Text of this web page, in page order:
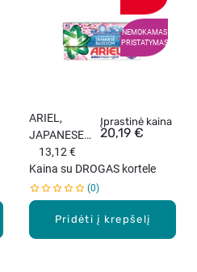
NEMOKAMAS
PRISTATYMAS
Pridėti į krepšelį
ARIEL,
JAPANESE
BLOSSOM,
skalbimo
kapsulės, 30
skalb.
Įprastinė kaina
20,19 €
13,12 €
Kaina su DROGAS kortele
0